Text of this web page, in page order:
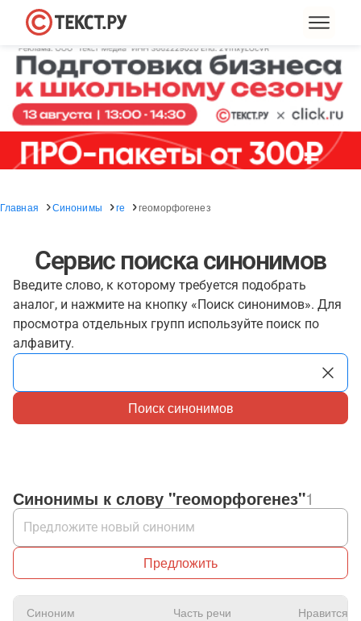
Главная Синонимы ге геоморфогенез
Сервис поиска синонимов
Введите слово, к которому требуется подобрать
аналог, и нажмите на кнопку «Поиск синонимов». Для
просмотра отдельных групп используйте поиск по
алфавиту.
Поиск синонимов
Синонимы к слову "геоморфогенез"1
Предложить
Синоним Часть речи Нравится